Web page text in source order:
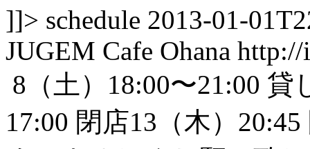
]]> schedule 2013-01-
JUGEM Cafe Ohana http://
8（土）18:00〜21:00
17:00 閉店13（木）